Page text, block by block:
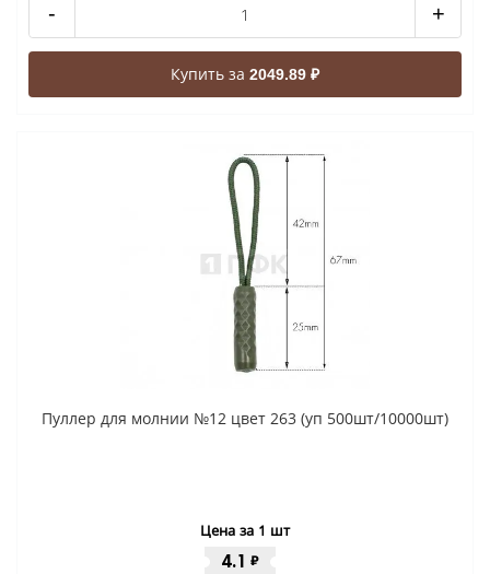
- +
Купить за 2049.89 ₽
Пуллер для молнии №12 цвет 263 (уп 500шт/10000шт)
Цена за 1 шт
4.1 ₽